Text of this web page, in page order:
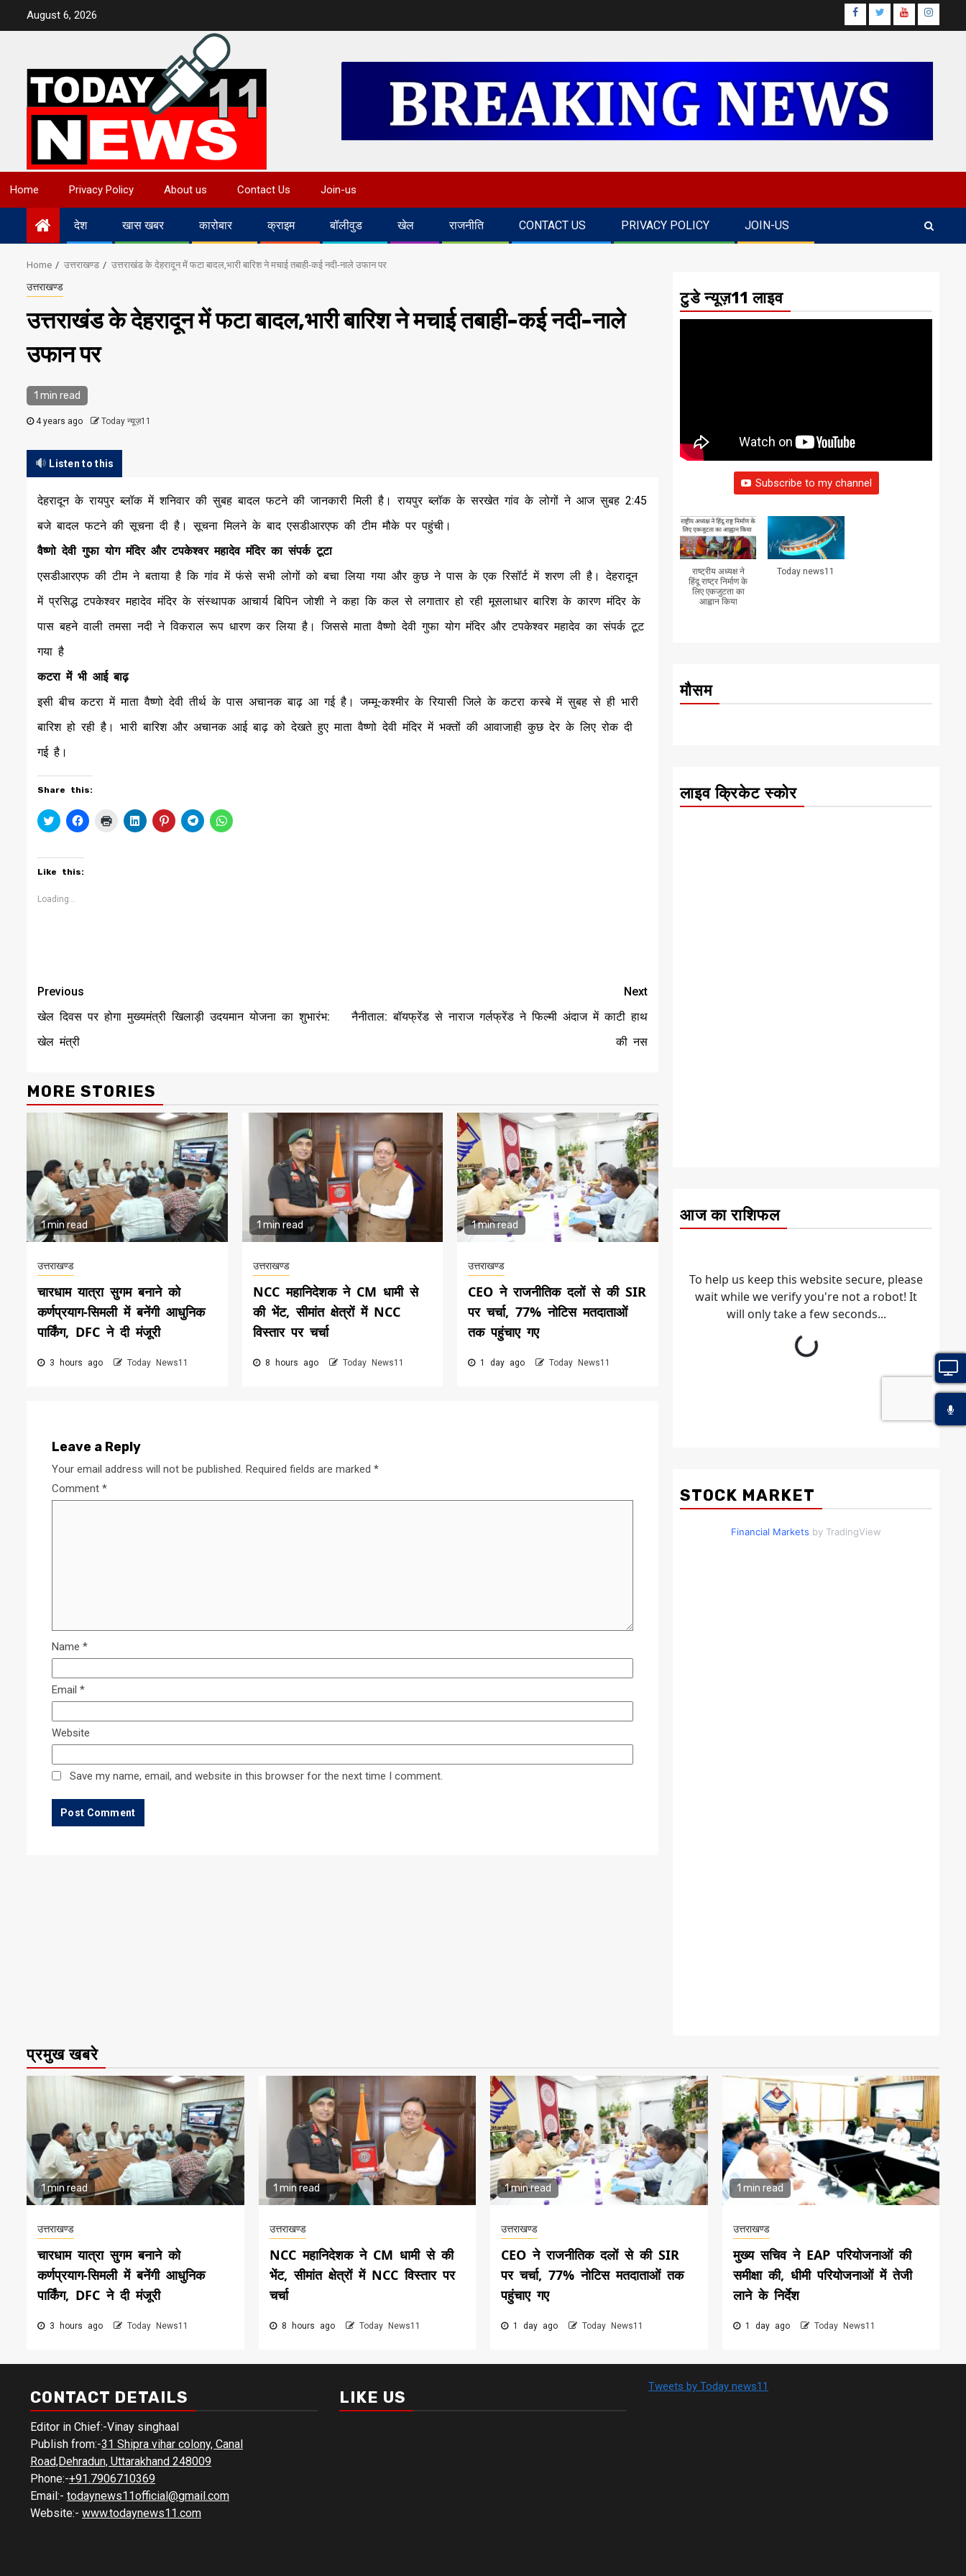
August 6, 2026 Facebook
TwitterYoutube
Home Privacy Policy About us Contact Us Join-us
देश खास खबर कारोबार क्राइम बॉलीवुड खेल राजनीति CONTACT US PRIVACY POLICY JOIN-US
Home उत्तराखण्ड उत्तराखंड के देहरादून में फटा बादल,भारी बारिश ने मचाई तबाही-कई नदी-नाले उफान पर
उत्तराखण्ड
उत्तराखंड के देहरादून में फटा बादल,भारी बारिश ने मचाई तबाही-कई नदी-नाले
उफान पर
1 min read
4 years ago Today न्यूज़11
Listen to this
देहरादून के रायपुर ब्लॉक में शनिवार की सुबह बादल फटने की जानकारी मिली है। रायपुर ब्लॉक के सरखेत गांव के लोगों ने आज सुबह 2:45
बजे बादल फटने की सूचना दी है। सूचना मिलने के बाद एसडीआरएफ की टीम मौके पर पहुंची।
वैष्णो देवी गुफा योग मंदिर और टपकेश्वर महादेव मंदिर का संपर्क टूटा
एसडीआरएफ की टीम ने बताया है कि गांव में फंसे सभी लोगों को बचा लिया गया और कुछ ने पास के एक रिसॉर्ट में शरण ली है। देहरादून
में प्रसिद्ध टपकेश्वर महादेव मंदिर के संस्थापक आचार्य बिपिन जोशी ने कहा कि कल से लगातार हो रही मूसलाधार बारिश के कारण मंदिर के
पास बहने वाली तमसा नदी ने विकराल रूप धारण कर लिया है। जिससे माता वैष्णो देवी गुफा योग मंदिर और टपकेश्वर महादेव का संपर्क टूट
गया है
कटरा में भी आई बाढ़
इसी बीच कटरा में माता वैष्णो देवी तीर्थ के पास अचानक बाढ़ आ गई है। जम्मू-कश्मीर के रियासी जिले के कटरा कस्बे में सुबह से ही भारी
बारिश हो रही है। भारी बारिश और अचानक आई बाढ़ को देखते हुए माता वैष्णो देवी मंदिर में भक्तों की आवाजाही कुछ देर के लिए रोक दी
गई है।
Share this:
Click
to
Twitter
in
window)
Click
to
Click Click
to
Click
to
Click
to
Click
to
Like this:
Loading...
Continue
Reading
Previous
खेल दिवस पर होगा मुख्यमंत्री खिलाड़ी उदयमान योजना का शुभारंभ:
खेल मंत्री
Next
नैनीताल: बॉयफ्रेंड से नाराज गर्लफ्रेंड ने फिल्मी अंदाज में काटी हाथ
की नस
MORE STORIES
1 min read
उत्तराखण्ड
चारधाम यात्रा सुगम बनाने को
कर्णप्रयाग-सिमली में बनेंगी आधुनिक
पार्किंग, DFC ने दी मंजूरी
3 hours ago Today News11
1 min read
उत्तराखण्ड
NCC महानिदेशक ने CM धामी से
की भेंट, सीमांत क्षेत्रों में NCC
विस्तार पर चर्चा
8 hours ago Today News11
1 min read
उत्तराखण्ड
CEO ने राजनीतिक दलों से की SIR
पर चर्चा, 77% नोटिस मतदाताओं
तक पहुंचाए गए
1 day ago Today News11
Leave a Reply
Your email address will not be published. Required fields are marked *
Comment *
Name *
Email *
Website
Save my name, email, and website in this browser for the next time I comment.
टुडे न्यूज़11 लाइव
Subscribe to my channel
राष्ट्रीय अध्यक्ष ने
हिंदू राष्ट्र निर्माण के
लिए एकजुटता का
आह्वान किया
Today news11
मौसम
लाइव क्रिकेट स्कोर
आज का राशिफल
STOCK MARKET
Financial Markets by TradingView
प्रमुख खबरे
1 min read
उत्तराखण्ड
चारधाम यात्रा सुगम बनाने को
कर्णप्रयाग-सिमली में बनेंगी आधुनिक
पार्किंग, DFC ने दी मंजूरी
3 hours ago Today News11
1 min read
उत्तराखण्ड
NCC महानिदेशक ने CM धामी से की
भेंट, सीमांत क्षेत्रों में NCC विस्तार पर
चर्चा
8 hours ago Today News11
1 min read
उत्तराखण्ड
CEO ने राजनीतिक दलों से की SIR
पर चर्चा, 77% नोटिस मतदाताओं तक
पहुंचाए गए
1 day ago Today News11
1 min read
उत्तराखण्ड
मुख्य सचिव ने EAP परियोजनाओं की
समीक्षा की, धीमी परियोजनाओं में तेजी
लाने के निर्देश
1 day ago Today News11
CONTACT DETAILS
Editor in Chief:-Vinay singhaal
Publish from:-31 Shipra vihar colony, Canal
Road,Dehradun, Uttarakhand 248009
Phone:-+91.7906710369
Email:- todaynews11official@gmail.com
Website:- www.todaynews11.com
LIKE US
Tweets by Today news11